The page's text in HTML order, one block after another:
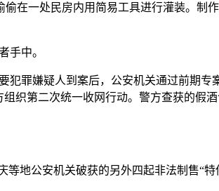
在一处民房内用简易工具进行灌装。制
手中。
罪嫌疑人到案后，公安机关通过前期专
第二次统一收网行动。警方查获的假酒
地公安机关破获的另外四起非法制售“特